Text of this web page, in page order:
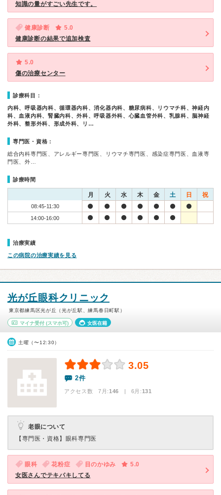
知識の量がすごい先生です。
健康診断
5.0
健康診断の結果で追加検査
5.0
傷の治療センター
診療科目：
内科、呼吸器内科、循環器内科、消化器内科、糖尿病科、リウマチ科、神経内
科、血液内科、腎臓内科、外科、呼吸器外科、心臓血管外科、乳腺科、脳神経
外科、整形外科、形成外科、リ…
専門医・資格：
総合内科専門医、アレルギー専門医、リウマチ専門医、感染症専門医、血液専
門医、外…
診療時間
月 火 水 木 金 土 日 祝
08:45-11:30
14:00-16:00
治療実績
この病院の治療実績を見る
光が丘眼科クリニック
東京都練馬区光が丘（光が丘駅、練馬春日町駅）
マイナ受付 (スマホ可) 女医在籍
土曜（〜12:30）
3.05
2件
アクセス数 7月:146 | 6月:131
老眼について
【専門医・資格】 眼科専門医
眼科 花粉症 目のかゆみ
5.0
女医さんでテキパキしてる